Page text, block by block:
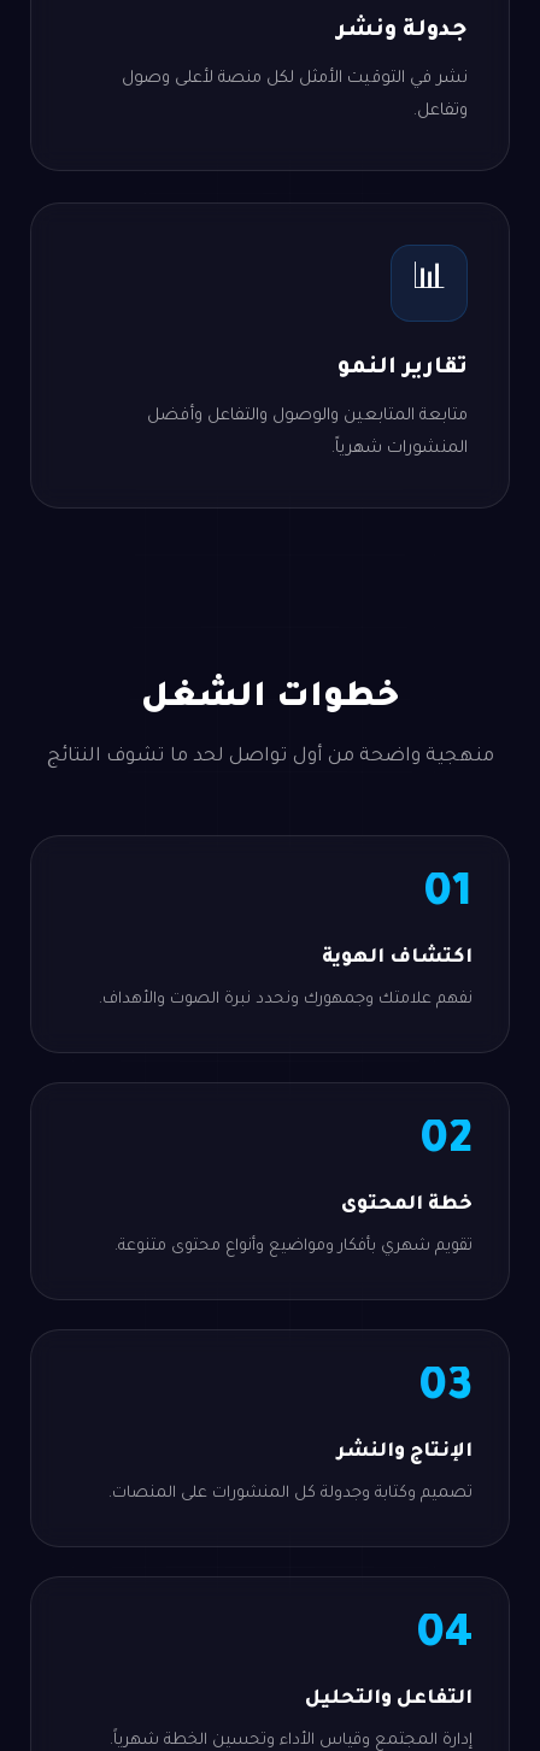
جدولة ونشر
نشر في التوقيت الأمثل لكل منصة لأعلى وصول
وتفاعل.
📊
تقارير النمو
متابعة المتابعين والوصول والتفاعل وأفضل
المنشورات شهرياً.
خطوات الشغل
منهجية واضحة من أول تواصل لحد ما تشوف النتائج
01
اكتشاف الهوية
نفهم علامتك وجمهورك ونحدد نبرة الصوت والأهداف.
02
خطة المحتوى
تقويم شهري بأفكار ومواضيع وأنواع محتوى متنوعة.
03
الإنتاج والنشر
تصميم وكتابة وجدولة كل المنشورات على المنصات.
04
التفاعل والتحليل
إدارة المجتمع وقياس الأداء وتحسين الخطة شهرياً.